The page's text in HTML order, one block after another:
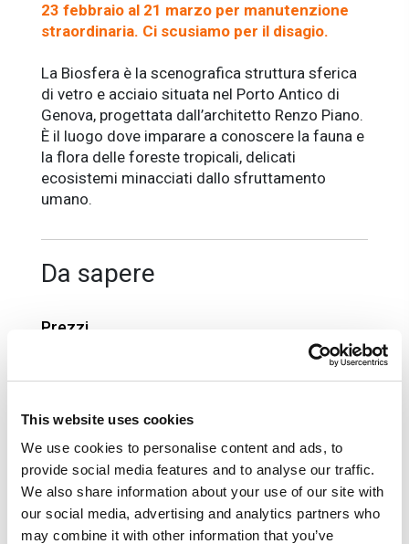
This website uses cookies
We use cookies to personalise content and ads, to
provide social media features and to analyse our traffic.
We also share information about your use of our site with
our social media, advertising and analytics partners who
may combine it with other information that you’ve
23 febbraio al 21 marzo per manutenzione
straordinaria. Ci scusiamo per il disagio.
La Biosfera è la scenografica struttura sferica
di vetro e acciaio situata nel Porto Antico di
Genova, progettata dall’architetto Renzo Piano.
È il luogo dove imparare a conoscere la fauna e
la flora delle foreste tropicali, delicati
ecosistemi minacciati dallo sfruttamento
umano.
Da sapere
Prezzi
Infant 0/3 anni: gratuito
*over 65, militari, disabili e invalidi.
biglietti a data e fascia oraria
fissanon sono modificabili o rimborsabili. Il
giorno e la fascia oraria acquistativanno
rispettati improrogabilmente.